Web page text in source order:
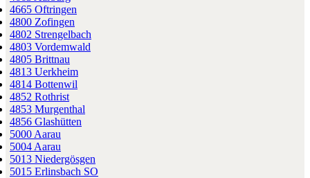
4665 Oftringen
4800 Zofingen
4802 Strengelbach
4803 Vordemwald
4805 Brittnau
4813 Uerkheim
4814 Bottenwil
4852 Rothrist
4853 Murgenthal
4856 Glashütten
5000 Aarau
5004 Aarau
5013 Niedergösgen
5015 Erlinsbach SO